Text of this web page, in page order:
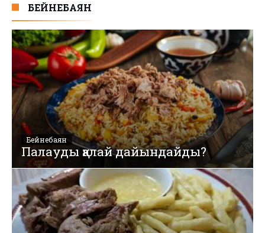
БЕЙНЕБАЯН
Бейнебаян
Палауды қалай дайындайды?